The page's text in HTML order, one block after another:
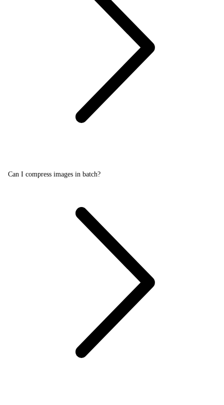
Can I compress images in batch?